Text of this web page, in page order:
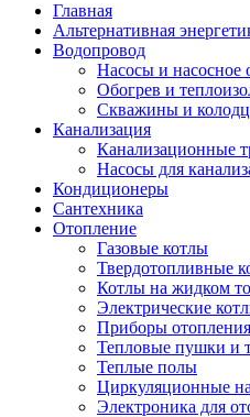
Главная
Альтернативная
Водопровод
Насосы и насосное
Обогрев и
Скважины и
Канализация
Канализационные
Насосы для
Кондиционеры
Сантехника
Отопление
Газовые котлы
Твердотопливные
Котлы на жидком
Электрические
Приборы отопления
Тепловые пушки и
Теплые полы
Циркуляционные
Электроника для